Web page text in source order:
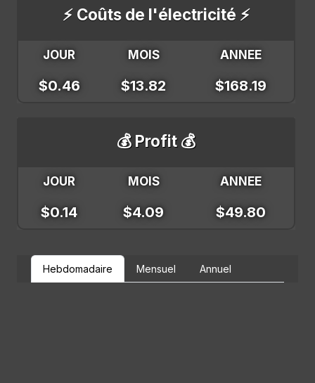
⚡ Coûts de l'électricité ⚡
JOUR MOIS ANNEE
$0.46 $13.82 $168.19
💰 Profit 💰
JOUR MOIS ANNEE
$0.14 $4.09 $49.80
Hebdomadaire Mensuel Annuel